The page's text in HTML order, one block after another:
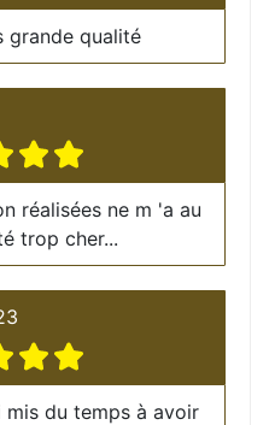
grande qualité
réalisées ne m 'a au
trop cher...
du temps à avoir